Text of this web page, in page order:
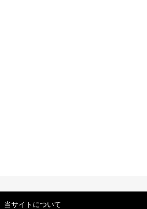
当サイトについて